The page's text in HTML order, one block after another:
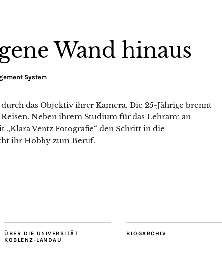
Wand hinaus
System
das Objektiv ihrer Kamera. Die 25-Jährige brennt
Neben ihrem Studium für das Lehramt an
„Klara Ventz Fotografie“ den Schritt in die
ihr Hobby zum Beruf.
ÜBER DIE UNIVERSITÄT
KOBLENZ-LANDAU
BLOGARCHIV